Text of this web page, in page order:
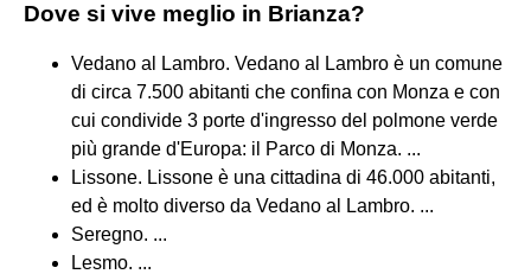
Dove si vive meglio in Brianza?
Vedano al Lambro. Vedano al Lambro è un comune
di circa 7.500 abitanti che confina con Monza e con
cui condivide 3 porte d'ingresso del polmone verde
più grande d'Europa: il Parco di Monza. ...
Lissone. Lissone è una cittadina di 46.000 abitanti,
ed è molto diverso da Vedano al Lambro. ...
Seregno. ...
Lesmo. ...